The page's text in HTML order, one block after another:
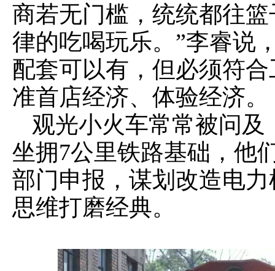
商若无门槛，统统都往
律的吃喝玩乐。”李睿说
配套可以有，但必须符
准首店经济、体验经济。
观光小火车常常被问
坐拥7公里铁路基础，他
部门申报，谋划改造电
思维打磨经典。